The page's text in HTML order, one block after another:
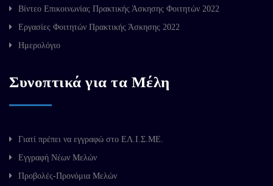
Βίντεο Επικοινωνίας Πρακτικής Άσκησης Φοιτητών 2022
Εργασίες Φοιτητών Πρακτικής Άσκησης 2022
Ημερολόγιο
Συνοπτικά για τα Μέλη
Γιατί πρέπει να εγγραφώ στο ΕΛ.Ι.Σ.ΜΕ.
Εγγραφή Νέων Μελών
Προβολές-Προνόμια Μελών